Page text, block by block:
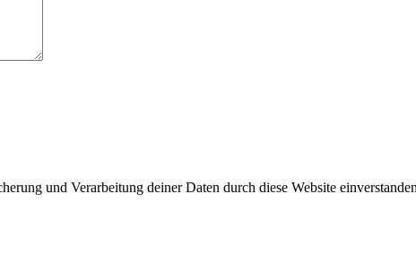
und Verarbeitung deiner Daten durch diese Website